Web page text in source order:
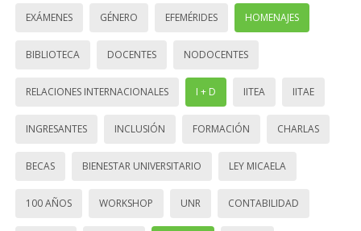
EXÁMENES GÉNERO EFEMÉRIDES HOMENAJES
BIBLIOTECA DOCENTES NODOCENTES
RELACIONES INTERNACIONALES I + D IITEA IITAE
INGRESANTES INCLUSIÓN FORMACIÓN CHARLAS
BECAS BIENESTAR UNIVERSITARIO LEY MICAELA
100 AÑOS WORKSHOP UNR CONTABILIDAD